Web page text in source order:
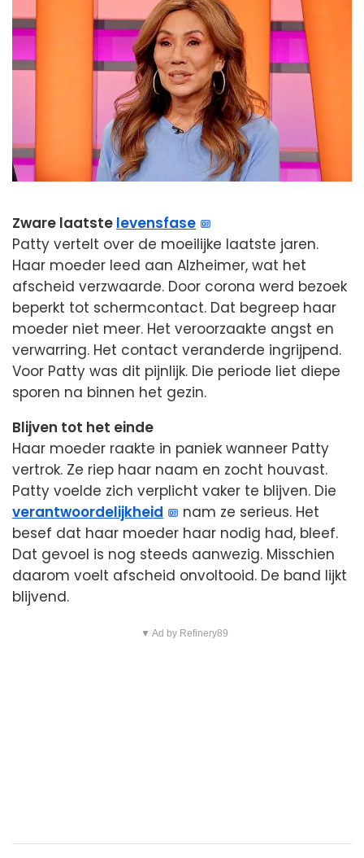
Zware laatste levensfase
Patty vertelt over de moeilijke laatste jaren.
Haar moeder leed aan Alzheimer, wat het
afscheid verzwaarde. Door corona werd bezoek
beperkt tot schermcontact. Dat begreep haar
moeder niet meer. Het veroorzaakte angst en
verwarring. Het contact veranderde ingrijpend.
Voor Patty was dit pijnlijk. Die periode liet diepe
sporen na binnen het gezin.
Blijven tot het einde
Haar moeder raakte in paniek wanneer Patty
vertrok. Ze riep haar naam en zocht houvast.
Patty voelde zich verplicht vaker te blijven. Die
verantwoordelijkheid
nam ze serieus. Het
besef dat haar moeder haar nodig had, bleef.
Dat gevoel is nog steeds aanwezig. Misschien
daarom voelt afscheid onvoltooid. De band lijkt
blijvend.
▼ Ad by Refinery89